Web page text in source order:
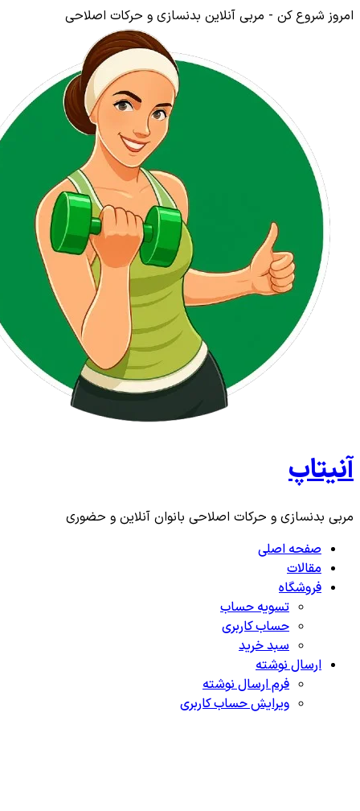
امروز شروع کن - مربی آنلاین بدنسازی و حرکات اصلاحی
آنیتاپ
مربی بدنسازی و حرکات اصلاحی بانوان آنلاین و حضوری
صفحه اصلی
مقالات
فروشگاه
تسویه حساب
حساب کاربری
سبد خرید
ارسال نوشته
فرم ارسال نوشته
ویرایش حساب کاربری